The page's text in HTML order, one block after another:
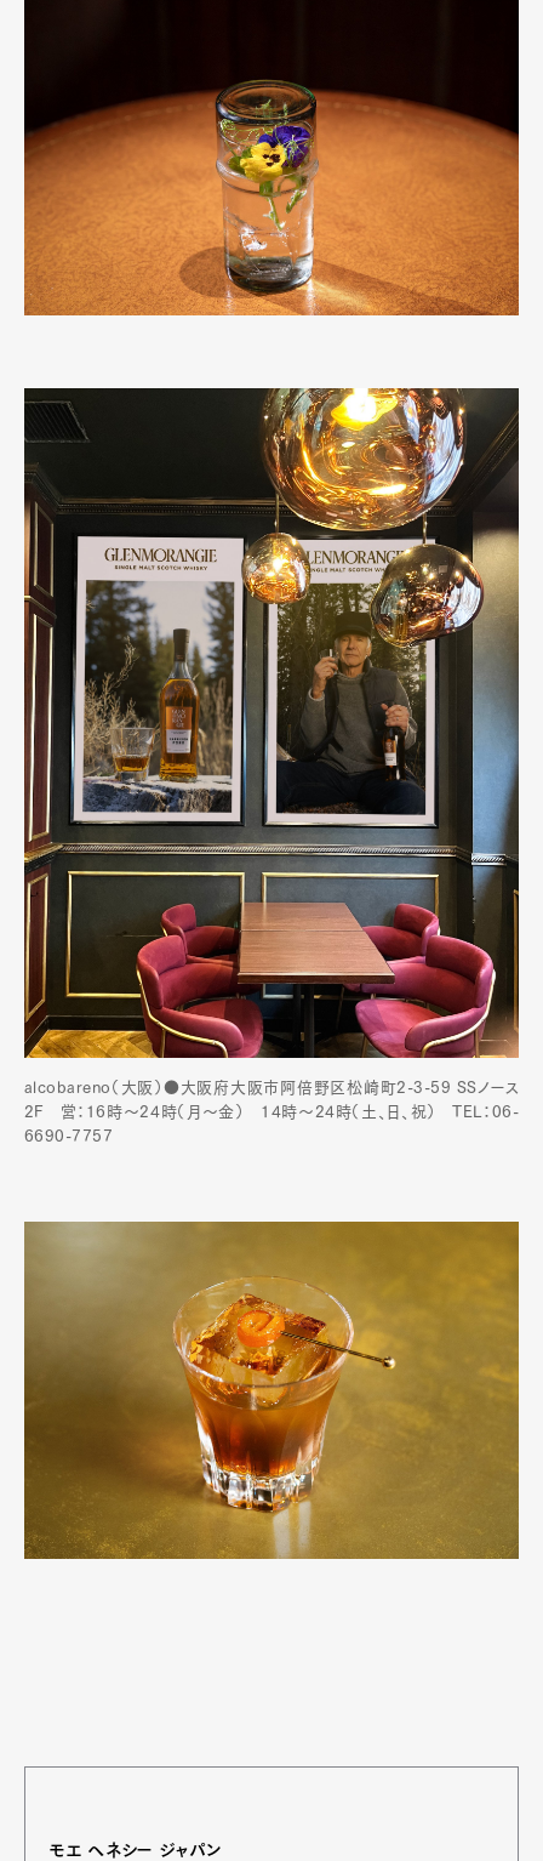
alcobareno（大阪）●大阪府大阪市阿倍野区松崎町2-3-59 SSノース
2F 営：16時～24時（月〜金） 14時〜24時（土、日、祝） TEL：06-
6690-7757
モエ ヘネシー ジャパン